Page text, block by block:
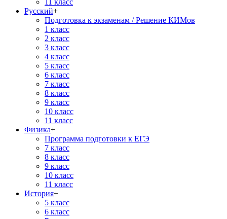
11 класс
Русский+
Подготовка к экзаменам / Решение КИМов
1 класс
2 класс
3 класс
4 класс
5 класс
6 класс
7 класс
8 класс
9 класс
10 класс
11 класс
Физика+
Программа подготовки к ЕГЭ
7 класс
8 класс
9 класс
10 класс
11 класс
История+
5 класс
6 класс